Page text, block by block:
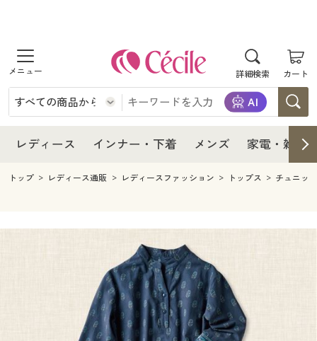
詳細検索 カート
商品を探す
レディース
レディースファッション
インナー・下着
インナー・下着通販すべて
ジュニア・ティーンズ下着
メンズ
キッチン・雑貨・日用品
寝具・インテリア・家具
寝具・インテリア・家具通販すべて
美容・健康通販すべて
制服・スクール
レディース インナー・下着 メンズ 家電・雑貨
レディース
レディース通販すべて
レディースファッション
インナー・下着
インナー・下着通販すべて
ジュニア・ティーンズ下着
メンズ
キッチン・雑貨・日用品
寝具・インテリア・家具通販すべて
美容・健康通販すべて
美容・健康・サプリメント
制服・スクール
制服・スクールすべて
大きいサイズ
トップ レディース通販 レディースファッション トップス チュニッ